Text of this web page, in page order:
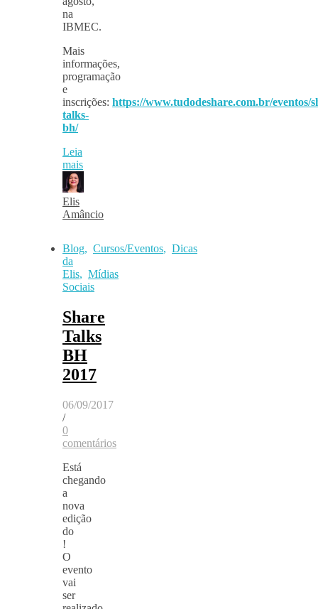
na
IBMEC.
Mais
informações,
programação
e
inscrições: https://www.tudodeshare.com.br/eventos/
talks-
bh/
Leia
mais
Elis
Amâncio
Blog, Cursos/Eventos, Dicas
da
Elis, Mídias
Sociais
Share
Talks
BH
2017
06/09/2017
/
0
comentários
Está
chegando
a
nova
edição
do
!
O
evento
vai
ser